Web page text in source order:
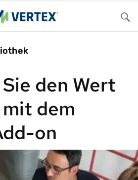
den Wert
dem
on